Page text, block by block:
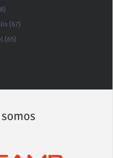
(67)
(65)